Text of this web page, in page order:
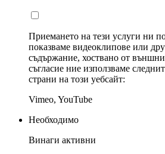
Приемането на тези услуги ни
показваме видеоклипове или
съдържание, хоствано от
съгласие ние използваме
страни на този уебсайт:
Vimeo, YouTube
Необходимо
Винаги активни